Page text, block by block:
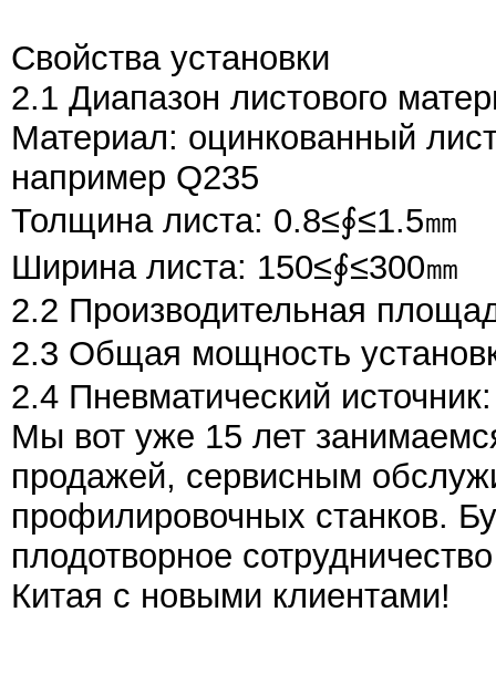
Свойства установки
2.1 Диапазон листового
Материал: оцинкованный
например Q235
Толщина листа: 0.8≤∮≤1.5㎜
Ширина листа: 150≤∮≤300㎜
2.2 Производительная
2.3 Общая мощность
2.4 Пневматический
Мы вот уже 15 лет
продажей, сервисным
профилировочных станков.
плодотворное
Китая с новыми клиентами!